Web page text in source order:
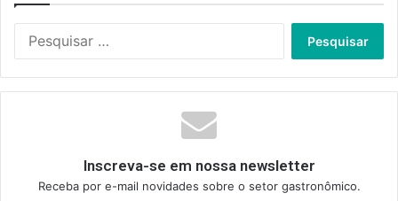
Inscreva-se em nossa newsletter
Receba por e-mail novidades sobre o setor gastronômico.